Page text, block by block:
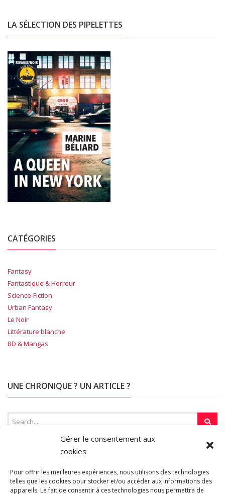
Gérer le consentement aux
cookies
Pour offrir les meilleures expériences, nous utilisons des technologies
telles que les cookies pour stocker et/ou accéder aux informations des
appareils. Le fait de consentir à ces technologies nous permettra de
LA SÉLECTION DES PIPELETTES
CATÉGORIES
Fantasy
Fantastique & Horreur
Science-Fiction
Urban Fantasy
Le Noir
Littérature blanche
BD & Mangas
UNE CHRONIQUE ? UN ARTICLE ?
SUR LA TOILE…